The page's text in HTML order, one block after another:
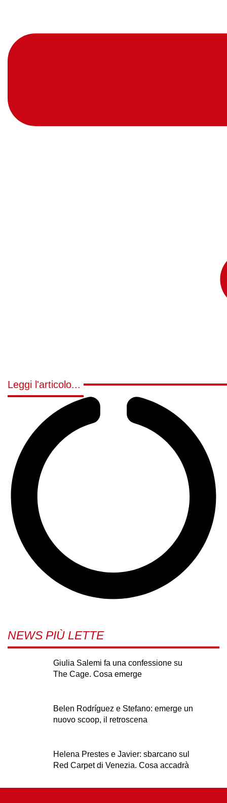
Leggi l'articolo...
NEWS PIÙ LETTE
Giulia Salemi fa una confessione su
The Cage. Cosa emerge
Belen Rodríguez e Stefano: emerge un
nuovo scoop, il retroscena
Helena Prestes e Javier: sbarcano sul
Red Carpet di Venezia. Cosa accadrà